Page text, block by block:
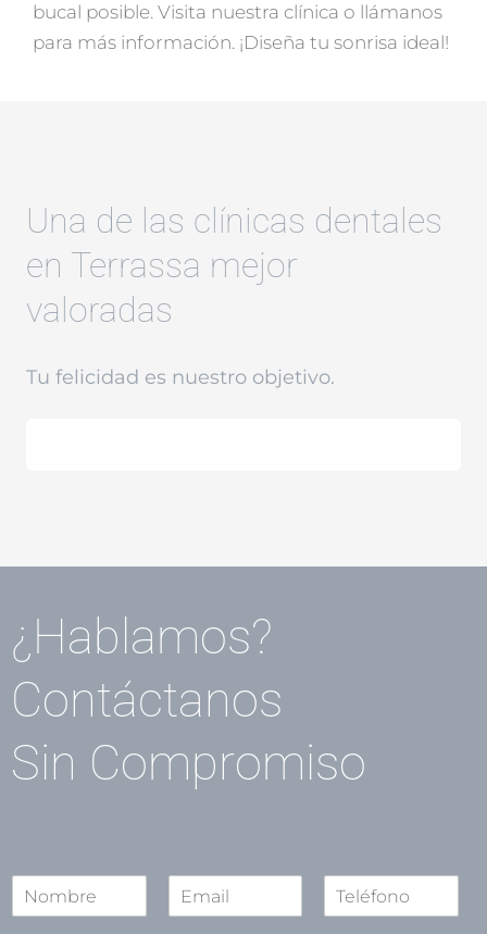
bucal posible. Visita nuestra clínica o llámanos
para más información. ¡Diseña tu sonrisa ideal!
Una de las clínicas dentales
en Terrassa mejor
valoradas
Tu felicidad es nuestro objetivo.
¿Hablamos?
Contáctanos
Sin Compromiso